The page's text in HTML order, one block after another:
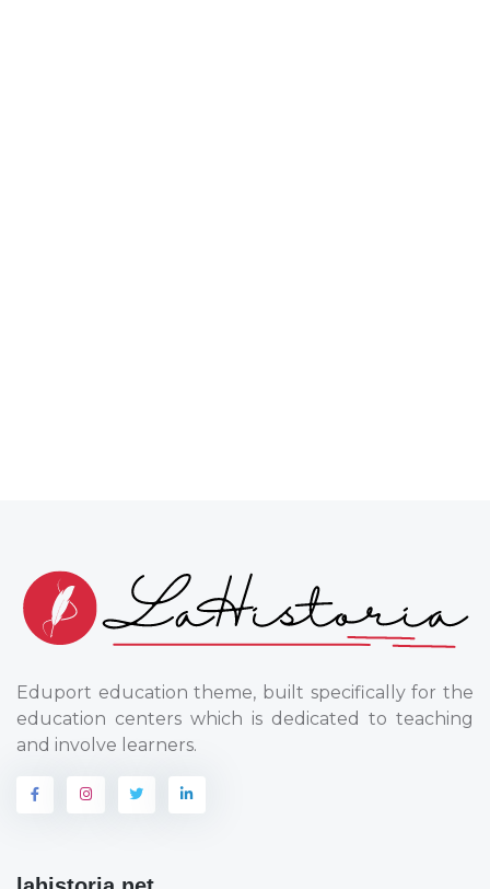
Eduport education theme, built specifically for the
education centers which is dedicated to teaching
and involve learners.